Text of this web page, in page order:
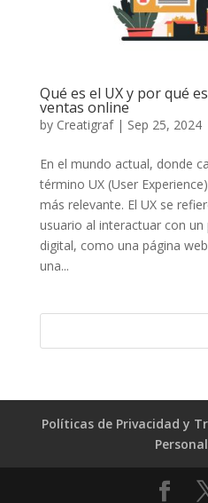
Qué es el UX y por qué
ventas online
by Creatigraf| Sep 25, 2024
En el mundo actual, donde
término UX (User
más relevante. El UX se
usuario al interactuar con
digital, como una página
una...
Políticas de Privacidad y